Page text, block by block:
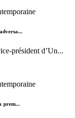
président d’Un...
prem...